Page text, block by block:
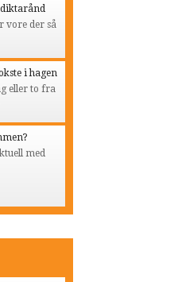
diktarånd
vore der så
i hagen
eller to fra
med